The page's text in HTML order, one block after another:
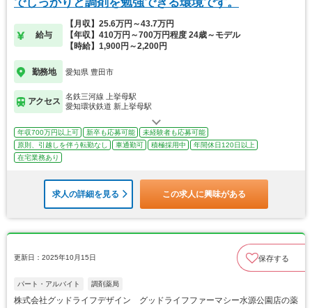
給与
【月収】25.6万円～43.7万円
【年収】410万円～700万円程度 24歳～モデル
【時給】1,900円～2,200円
勤務地 愛知県 豊田市
アクセス
名鉄三河線 上挙母駅
愛知環状鉄道 新上挙母駅
年収700万円以上可 新卒も応募可能
未経験者も応募可能
原則、引越しを伴う転勤なし
車通勤可 積極採用中
年間休日120日以上
在宅業務あり
求人の詳細を見る この求人に興味がある
更新日：2025年10月15日 保存する
パート・アルバイト 調剤薬局
株式会社グッドライフデザイン グッドライフファーマシー水源公園店の薬